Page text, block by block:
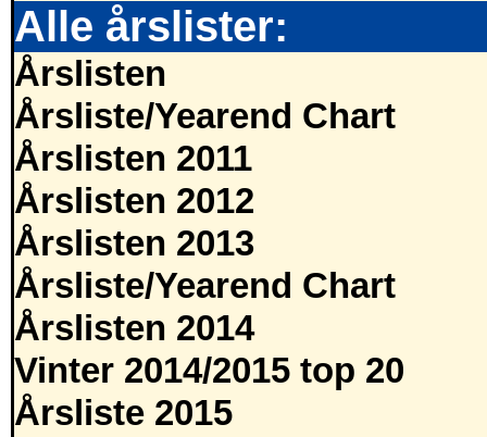
Alle årslister:
Årslisten
Årsliste/Yearend Chart
Årslisten 2011
Årslisten 2012
Årslisten 2013
Årsliste/Yearend Chart
Årslisten 2014
Vinter 2014/2015 top 20
Årsliste 2015